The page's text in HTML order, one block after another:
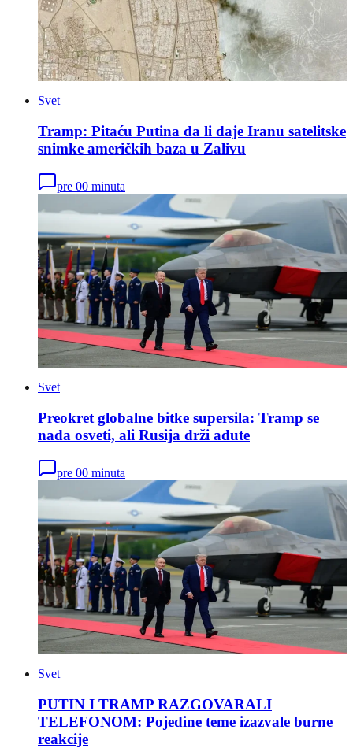
Svet
Tramp: Pitaću Putina da li daje Iranu satelitske
snimke američkih baza u Zalivu
pre 00 minuta
Svet
Preokret globalne bitke supersila: Tramp se
nada osveti, ali Rusija drži adute
pre 00 minuta
Svet
PUTIN I TRAMP RAZGOVARALI
TELEFONOM: Pojedine teme izazvale burne
reakcije